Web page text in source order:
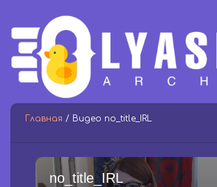
Главная / Видео no_title_IRL
no_title_IRL